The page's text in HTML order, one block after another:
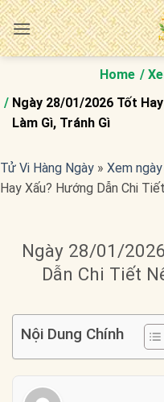
Bỏ
qua
nội
Home
Ngày 28/01/2026 Tốt
Làm Gì, Tránh Gì
Tử Vi Hàng Ngày » Xem
Hay Xấu? Hướng Dẫn Chi
Ngày 28/01/
Dẫn Chi Tiết
Nội Dung Chính